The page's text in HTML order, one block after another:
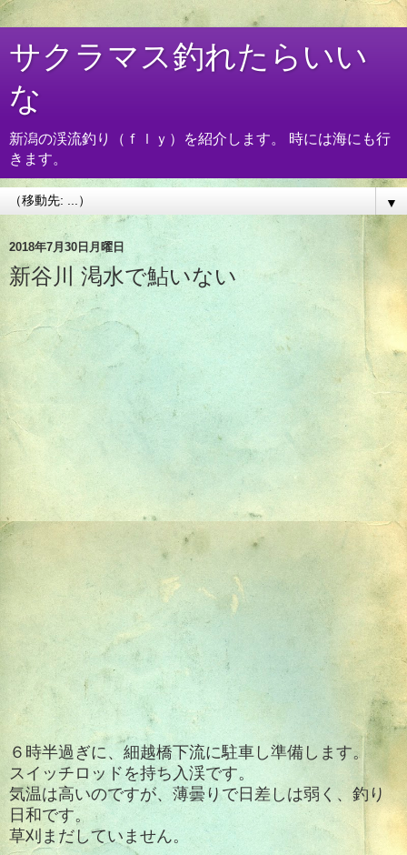
サクラマス釣れたらいい
な
新潟の渓流釣り（ｆｌｙ）を紹介します。 時には海にも行
きます。
▼
2018年7月30日月曜日
新谷川 渇水で鮎いない
６時半過ぎに、細越橋下流に駐車し準備します。
スイッチロッドを持ち入渓です。
気温は高いのですが、薄曇りで日差しは弱く、釣り
日和です。
草刈まだしていません。